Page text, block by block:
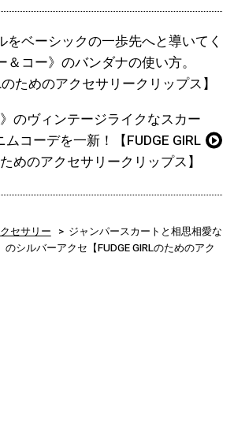
をベーシックの一歩先へと導いてく
コー》のバンダナの使い方。
のためのアクセサリークリップス】
のヴィンテージライクなスカー
コーデを一新！【FUDGE GIRL
めのアクセサリークリップス】
セサリー
ジャンパースカートと相思相愛な
のシルバーアクセ【FUDGE GIRLのためのアク